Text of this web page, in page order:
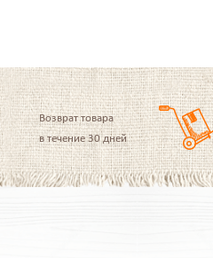
Возврат товара
в течение 30 дней